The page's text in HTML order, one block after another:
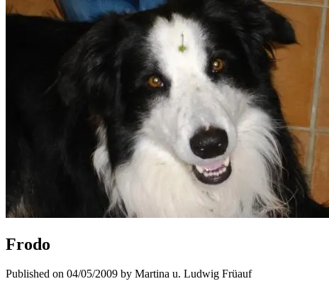
Frodo
Published on 04/05/2009 by Martina u. Ludwig Früauf